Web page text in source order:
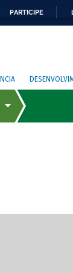
PARTICIPE